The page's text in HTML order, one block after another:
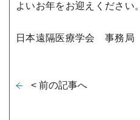
よいお年をお迎えください。
日本遠隔医療学会 事務局
< 前の記事へ